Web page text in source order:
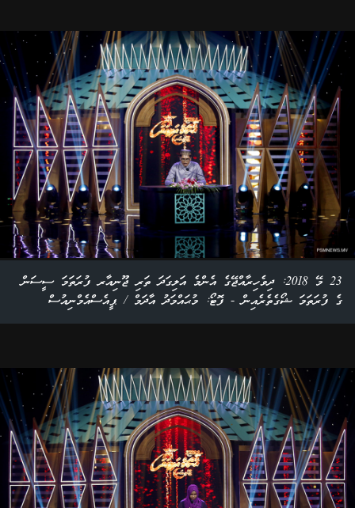
23 މޭ 2018: ދިވެހިރާއްޖޭގެ އެންމެ އަލިގަދަ ތަރި ޖޫނިއާރ ފުރަތަމަ ސީސަން
ގެ ފުރަތަމަ ޝޯގެތެރެއިން - ފޮޓޯ: މުޙައްމަދު އާދަމް / ޕީއެސްއެމްނިއުސް